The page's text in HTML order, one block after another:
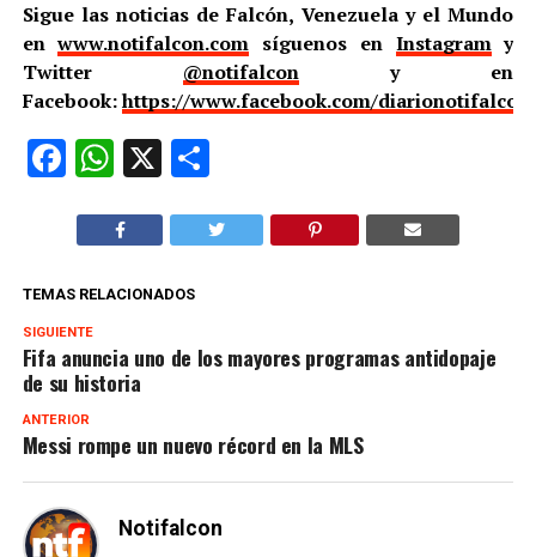
Sigue las noticias de Falcón, Venezuela y el Mundo
enwww.notifalcon.com síguenos en Instagramy
Twitter @notifalcony en
Facebook:https://www.facebook.com/
Facebook
WhatsApp
X Compartir
TEMAS RELACIONADOS
SIGUIENTE
Fifa anuncia uno de los mayores programas antidopaje
de su historia
ANTERIOR
Messi rompe un nuevo récord en la MLS
Notifalcon